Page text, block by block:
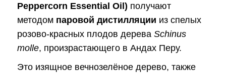
Peppercorn Essential Oil) получают
методом паровой дистилляции из спелых
розово-красных плодов дерева Schinus
molle, произрастающего в Андах Перу.
Это изящное вечнозелёное дерево, также